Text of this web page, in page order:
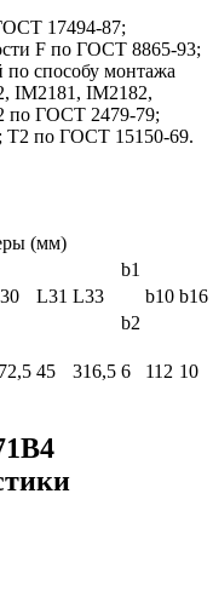
17494-87;
F по ГОСТ 8865-93;
по способу монтажа
IM2181, IM2182,
по ГОСТ 2479-79;
Т2 по ГОСТ 15150-69.
(мм)
L31 L33
b1
b10 b16
b2
45 316,5 6 112 10